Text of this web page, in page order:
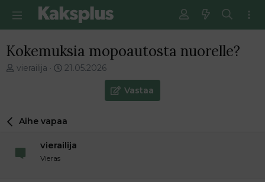
Kokemuksia mopoautosta nuorelle?
V
e
t
vierailija
E
m
i
21.05.2026
Vastaa
Aihe vapaa
vierailija
Vieras